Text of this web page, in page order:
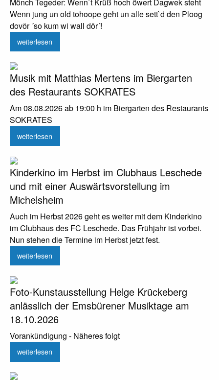
Wenn jung un old tohoope geht un alle sett`d den Ploog
dovör ´so kum wi wall dör´!
weiterlesen
Musik mit Matthias Mertens im Biergarten
des Restaurants SOKRATES
Am 08.08.2026 ab 19:00 h im Biergarten des Restaurants
SOKRATES
weiterlesen
Kinderkino im Herbst im Clubhaus Leschede
und mit einer Auswärtsvorstellung im
Michelsheim
Auch im Herbst 2026 geht es weiter mit dem Kinderkino
im Clubhaus des FC Leschede. Das Frühjahr ist vorbei.
Nun stehen die Termine im Herbst jetzt fest.
weiterlesen
Foto-Kunstausstellung Helge Krückeberg
anlässlich der Emsbürener Musiktage am
18.10.2026
Vorankündigung - Näheres folgt
weiterlesen